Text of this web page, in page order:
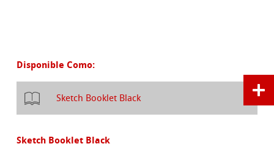
Disponible Como:
Sketch Booklet Black
Sketch Booklet Black